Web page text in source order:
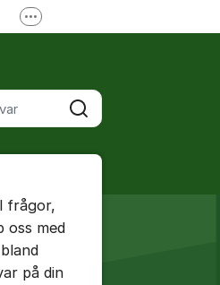
Sök
Fler supportlänkar
frågor,
oss med
på din